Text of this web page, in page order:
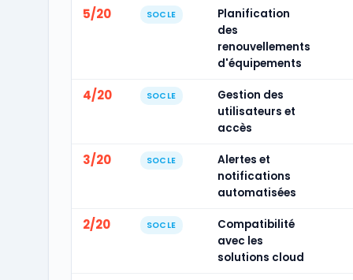
5/20 SOCLE
Planification
des
renouvellements
d'équipements
4/20 SOCLE
Gestion des
utilisateurs et
accès
3/20 SOCLE
Alertes et
notifications
automatisées
2/20 SOCLE
Compatibilité
avec les
solutions cloud